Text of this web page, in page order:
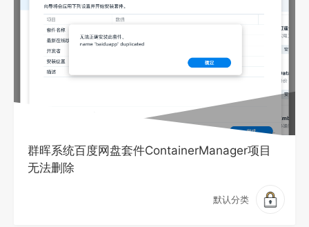
群晖系统百度网盘套件ContainerManager项目
无法删除
默认分类